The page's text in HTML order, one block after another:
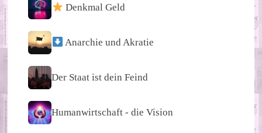
Denkmal Geld
Anarchie und Akratie
Der Staat ist dein Feind
Humanwirtschaft - die Vision